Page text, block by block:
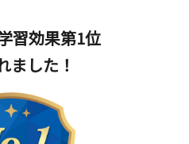
習効果第1位
ました！